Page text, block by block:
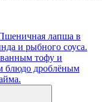
лапша в
и рыбного соуса.
тофу и
блюдо дроблёным